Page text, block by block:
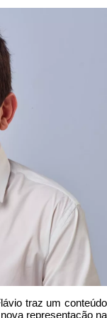
traz um conteúdo
representação na